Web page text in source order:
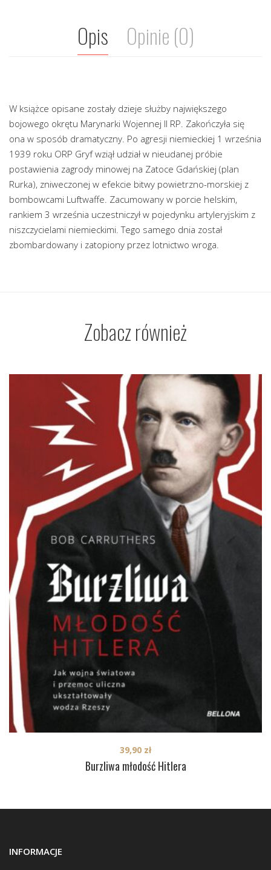
Opis Opinie (0)
W książce opisane zostały dzieje służby największego
bojowego okrętu Marynarki Wojennej II RP. Zakończyła się
ona w sposób dramatyczny. Po agresji niemieckiej 1 września
1939 roku ORP Gryf wziął udział w nieudanej próbie
postawienia zagrody minowej na Zatoce Gdańskiej (plan
Rurka), zniweczonej w efekcie bitwy powietrzno-morskiej z
bombowcami Luftwaffe. Zacumowany w porcie helskim,
rankiem 3 września uczestniczył w pojedynku artyleryjskim z
niszczycielami niemieckimi. Tego samego dnia został
zbombardowany i zatopiony przez lotnictwo wroga.
Zobacz również
Burzliwa młodość Hitlera
39,90 zł
INFORMACJE